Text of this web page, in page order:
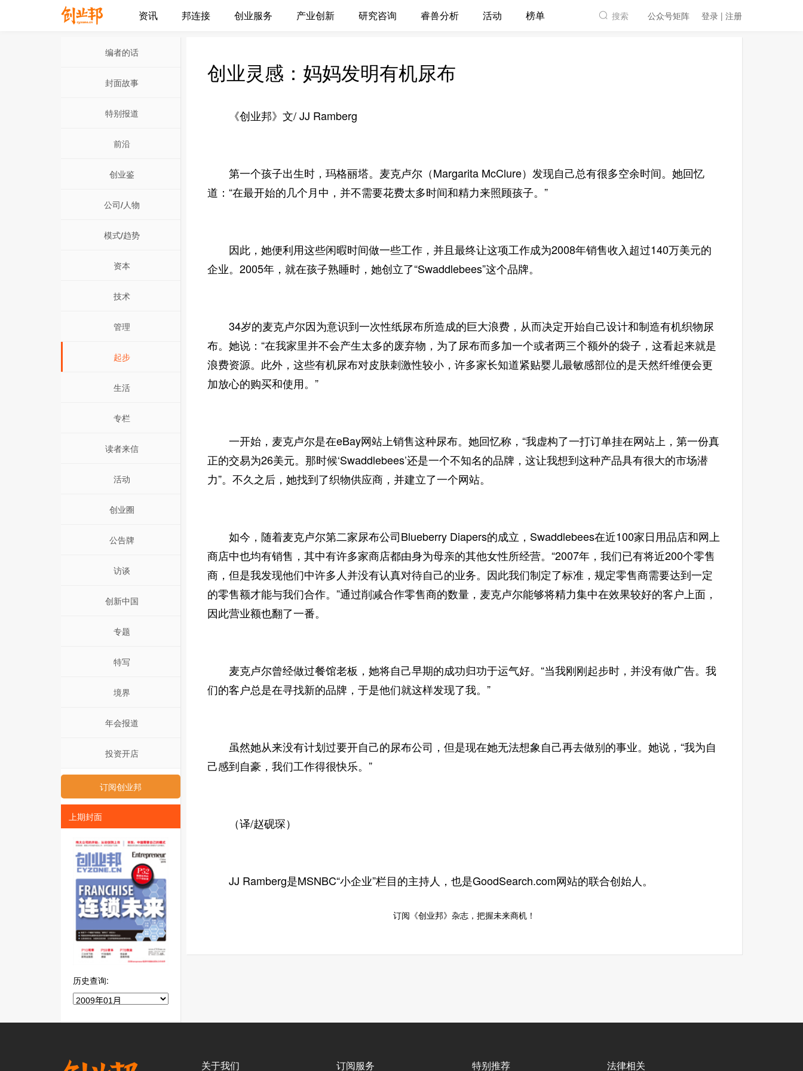
资讯 邦连接 创业服务 产业创新 研究咨询 睿兽分析 活动 榜单 搜索 公众号矩阵 登录 | 注册
编者的话
封面故事
特别报道
前沿
创业鉴
公司/人物
模式/趋势
资本
技术
管理
起步
生活
专栏
读者来信
活动
创业圈
公告牌
访谈
创新中国
专题
特写
境界
年会报道
投资开店
订阅创业邦
上期封面
历史查询:
创业灵感：妈妈发明有机尿布
《创业邦》文/ JJ Ramberg
第一个孩子出生时，玛格丽塔。麦克卢尔（Margarita McClure）发现自己总有很多空余时间。她回忆
道：“在最开始的几个月中，并不需要花费太多时间和精力来照顾孩子。”
因此，她便利用这些闲暇时间做一些工作，并且最终让这项工作成为2008年销售收入超过140万美元的
企业。2005年，就在孩子熟睡时，她创立了“Swaddlebees”这个品牌。
34岁的麦克卢尔因为意识到一次性纸尿布所造成的巨大浪费，从而决定开始自己设计和制造有机织物尿
布。她说：“在我家里并不会产生太多的废弃物，为了尿布而多加一个或者两三个额外的袋子，这看起来就是
浪费资源。此外，这些有机尿布对皮肤刺激性较小，许多家长知道紧贴婴儿最敏感部位的是天然纤维便会更
加放心的购买和使用。”
一开始，麦克卢尔是在eBay网站上销售这种尿布。她回忆称，“我虚构了一打订单挂在网站上，第一份真
正的交易为26美元。那时候‘Swaddlebees’还是一个不知名的品牌，这让我想到这种产品具有很大的市场潜
力”。不久之后，她找到了织物供应商，并建立了一个网站。
如今，随着麦克卢尔第二家尿布公司Blueberry Diapers的成立，Swaddlebees在近100家日用品店和网上
商店中也均有销售，其中有许多家商店都由身为母亲的其他女性所经营。“2007年，我们已有将近200个零售
商，但是我发现他们中许多人并没有认真对待自己的业务。因此我们制定了标准，规定零售商需要达到一定
的零售额才能与我们合作。”通过削减合作零售商的数量，麦克卢尔能够将精力集中在效果较好的客户上面，
因此营业额也翻了一番。
麦克卢尔曾经做过餐馆老板，她将自己早期的成功归功于运气好。“当我刚刚起步时，并没有做广告。我
们的客户总是在寻找新的品牌，于是他们就这样发现了我。”
虽然她从来没有计划过要开自己的尿布公司，但是现在她无法想象自己再去做别的事业。她说，“我为自
己感到自豪，我们工作得很快乐。”
（译/赵砚琛）
JJ Ramberg是MSNBC“小企业”栏目的主持人，也是GoodSearch.com网站的联合创始人。
订阅《创业邦》杂志，把握未来商机！
关于我们 订阅服务 特别推荐 法律相关